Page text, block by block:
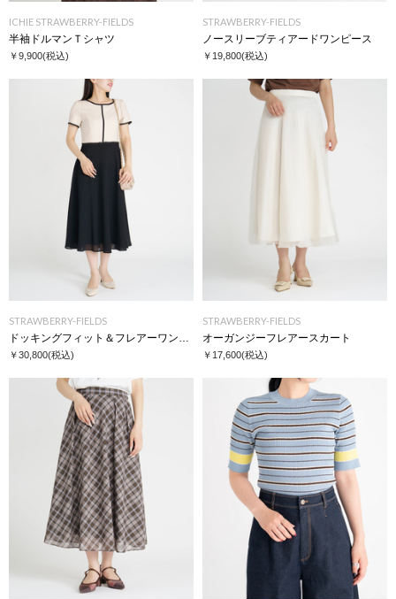
ICHIE STRAWBERRY-FIELDS
半袖ドルマンＴシャツ
￥9,900(税込)
STRAWBERRY-FIELDS
ノースリーブティアードワンピース
￥19,800(税込)
STRAWBERRY-FIELDS
￥30,800(税込)
STRAWBERRY-FIELDS
オーガンジーフレアースカート
￥17,600(税込)